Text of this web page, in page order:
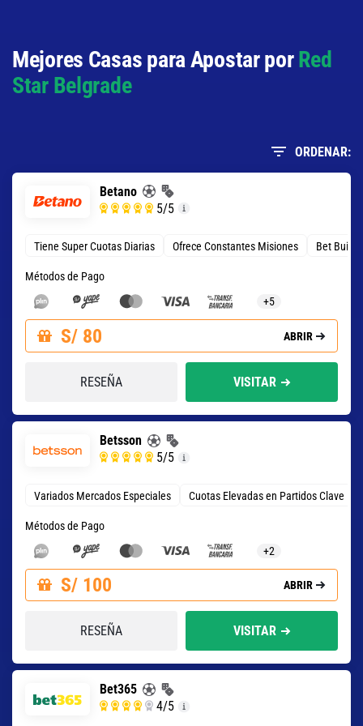
Total de Tarjetas - Menos de 0.5
13.00
Mejores Casas para Apostar porRed
Star Belgrade
ORDENAR:
Betano
5/5
Tiene Super Cuotas Diarias Ofrece Constantes Misiones Bet
Métodos de Pago
+5
S/ 80 ABRIR
RESEÑA VISITAR
Betsson
5/5
Variados Mercados Especiales Cuotas Elevadas en Partidos Clave
Métodos de Pago
+2
S/ 100 ABRIR
RESEÑA VISITAR
Bet365
4/5